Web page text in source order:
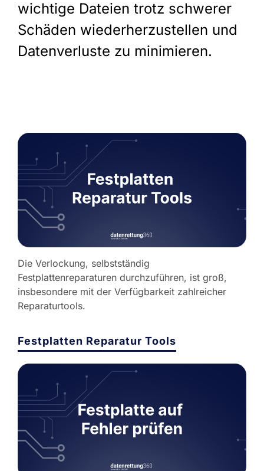
wichtige Dateien trotz schwerer
Schäden wiederherzustellen und
Datenverluste zu minimieren.
Die Verlockung, selbstständig
Festplattenreparaturen durchzuführen, ist groß,
insbesondere mit der Verfügbarkeit zahlreicher
Reparaturtools.
Festplatten Reparatur Tools